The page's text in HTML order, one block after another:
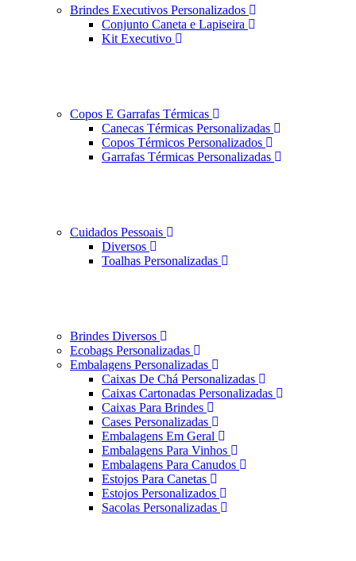
Brindes Executivos Personalizados
Conjunto Caneta e Lapiseira
Kit Executivo
Copos E Garrafas Térmicas
Canecas Térmicas Personalizadas
Copos Térmicos Personalizados
Garrafas Térmicas Personalizadas
Cuidados Pessoais
Diversos
Toalhas Personalizadas
Brindes Diversos
Ecobags Personalizadas
Embalagens Personalizadas
Caixas De Chá Personalizadas
Caixas Cartonadas Personalizadas
Caixas Para Brindes
Cases Personalizadas
Embalagens Em Geral
Embalagens Para Vinhos
Embalagens Para Canudos
Estojos Para Canetas
Estojos Personalizados
Sacolas Personalizadas